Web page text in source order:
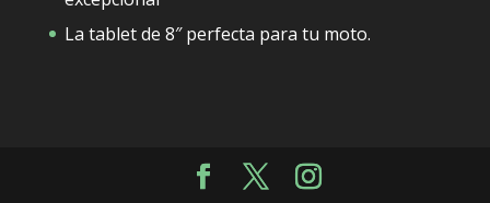
La tablet de 8″ perfecta para tu moto.